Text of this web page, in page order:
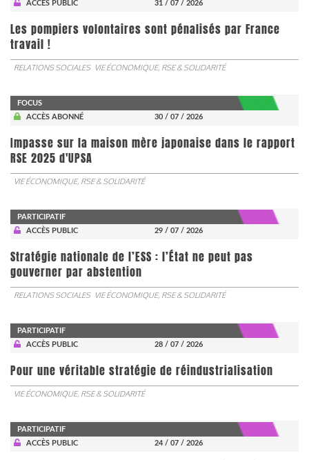
ACCÈS PUBLIC 31 / 07 / 2026
Les pompiers volontaires sont pénalisés par France
travail !
RELATIONS SOCIALES VIE ÉCONOMIQUE, RSE & SOLIDARITÉ
FOCUS
ACCÈS ABONNÉ
30 / 07 / 2026
Impasse sur la maison mère japonaise dans le rapport
RSE 2025 d'UPSA
VIE ÉCONOMIQUE, RSE & SOLIDARITÉ
PARTICIPATIF
ACCÈS PUBLIC
29 / 07 / 2026
Stratégie nationale de l’ESS : l’État ne peut pas
gouverner par abstention
RELATIONS SOCIALES VIE ÉCONOMIQUE, RSE & SOLIDARITÉ
PARTICIPATIF
ACCÈS PUBLIC
28 / 07 / 2026
Pour une véritable stratégie de réindustrialisation
VIE ÉCONOMIQUE, RSE & SOLIDARITÉ
PARTICIPATIF
ACCÈS PUBLIC
24 / 07 / 2026